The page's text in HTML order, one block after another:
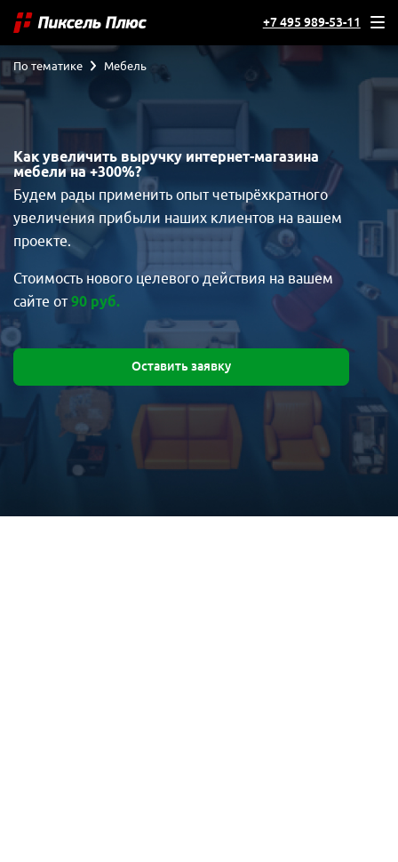
+7 495 989-53-11
Как увеличить выручку интернет-магазина
мебели на +300%?
Будем рады применить опыт четырёхкратного
увеличения прибыли наших клиентов на вашем
проекте.
Стоимость нового целевого действия на вашем
сайте от90 руб.
Оставить заявку
По тематике Мебель